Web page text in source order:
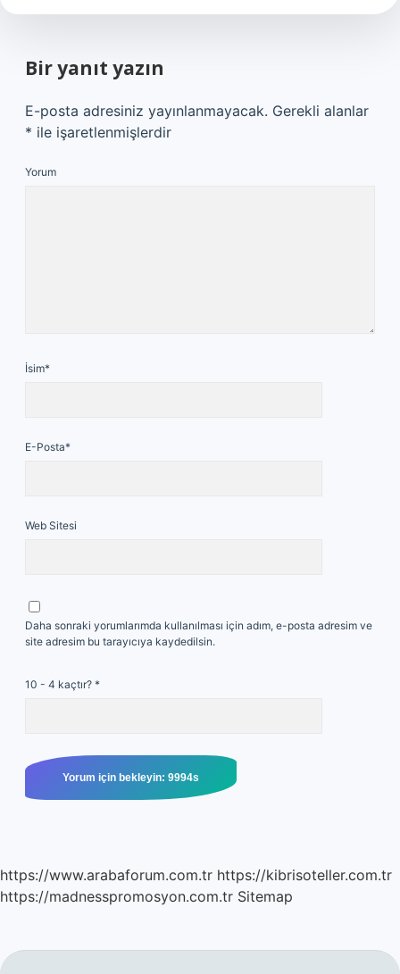
Bir yanıt yazın
E-posta adresiniz yayınlanmayacak. Gerekli alanlar
* ile işaretlenmişlerdir
Yorum
İsim*
E-Posta*
Web Sitesi
Daha sonraki yorumlarımda kullanılması için adım, e-posta adresim ve
site adresim bu tarayıcıya kaydedilsin.
10 - 4 kaçtır? *
https://www.arabaforum.com.tr https://kibrisoteller.com.tr
https://madnesspromosyon.com.tr Sitemap